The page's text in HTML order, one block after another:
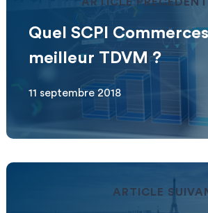
ARTICLE PRÉCÉDENT
Quel SCPI
meilleur TDVM ?
11 septembre 2018
ARTICLE